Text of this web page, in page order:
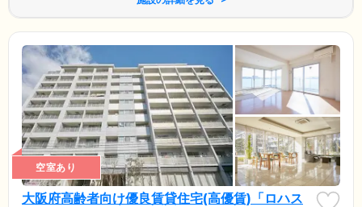
空室あり
大阪府高齢者向け優良賃貸住宅(高優賃)「ロハス